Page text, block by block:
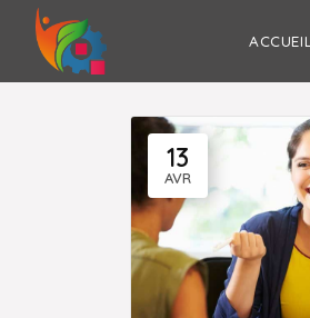
content
ACCUEIL
13
AVR